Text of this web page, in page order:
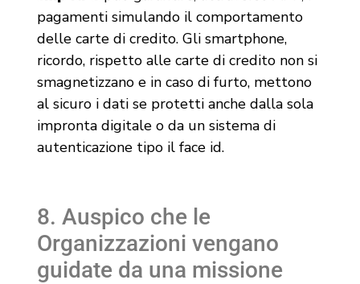
pagamenti simulando il comportamento
delle carte di credito. Gli smartphone,
ricordo, rispetto alle carte di credito non si
smagnetizzano e in caso di furto, mettono
al sicuro i dati se protetti anche dalla sola
impronta digitale o da un sistema di
autenticazione tipo il face id.
8. Auspico che le
Organizzazioni vengano
guidate da una missione